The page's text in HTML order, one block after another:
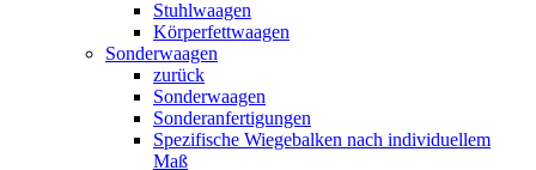
Stuhlwaagen
Körperfettwaagen
Sonderwaagen
zurück
Sonderwaagen
Sonderanfertigungen
Spezifische Wiegebalken nach individuellem
Maß